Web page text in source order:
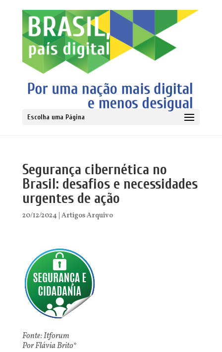
Escolha uma Página
Segurança cibernética no
Brasil: desafios e necessidades
urgentes de ação
20/12/2024 Artigos Arquivo
Fonte: Itforum
Por Flávia Brito*